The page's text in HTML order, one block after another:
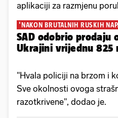
aplikaciji za razmjenu
'NAKON BRUTALNIH RUSKIH
SAD odobrio prodaju
Ukrajini vrijednu 825
"Hvala policiji na brzom i
Sve okolnosti ovoga
razotkrivene", dodao je.